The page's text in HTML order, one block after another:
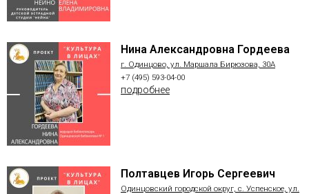
Нина Александровна Гордеева
г. Одинцово, ул. Маршала Бирюзова, 30А
+7 (495) 593-04-00
подробнее
Полтавцев Игорь Сергеевич
Одинцовский городской округ, с. Успенское, ул.